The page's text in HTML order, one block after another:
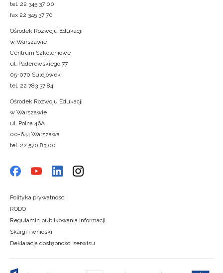
tel. 22 345 37 00
fax 22 345 37 70
Ośrodek Rozwoju Edukacji
w Warszawie
Centrum Szkoleniowe
ul. Paderewskiego 77
05-070 Sulejówek
tel. 22 783 37 84
Ośrodek Rozwoju Edukacji
w Warszawie
ul. Polna 46A
00-644 Warszawa
tel. 22 570 83 00
Polityka prywatności
RODO
Regulamin publikowania informacji
Skargi i wnioski
Deklaracja dostępności serwisu